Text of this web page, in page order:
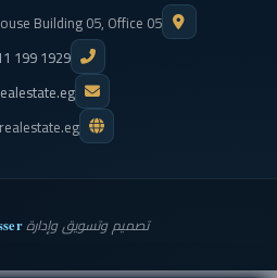
Building 05, Office 05
199 1929
تصميم وتسويق وإدارة